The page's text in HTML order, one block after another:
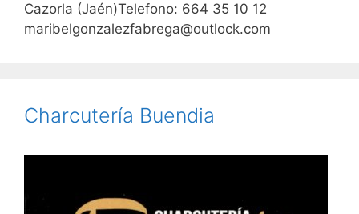
Cazorla (Jaén)Telefono: 664 35 10 12
maribelgonzalezfabrega@outlock.com
Charcutería Buendia